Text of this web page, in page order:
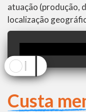
atuação (produção,
localização
Custa